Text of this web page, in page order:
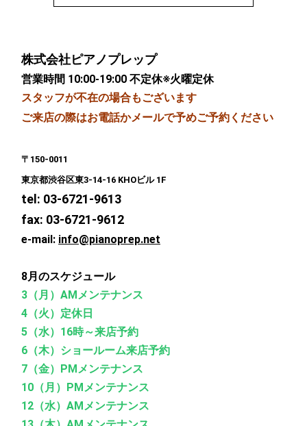
株式会社ピアノプレップ
営業時間 10:00-19:00 不定休※火曜定休
スタッフが不在の場合もございます
ご来店の際はお電話かメールで予めご予約ください
〒150-0011
東京都渋谷区東3-14-16 KHOビル 1F
tel: 03-6721-9613
fax: 03-6721-9612
e-mail: info@pianoprep.net
8月のスケジュール
3（月）AMメンテナンス
4（火）定休日
5（水）16時～来店予約
6（木）ショールーム来店予約
7（金）PMメンテナンス
10（月）PMメンテナンス
12（水）AMメンテナンス